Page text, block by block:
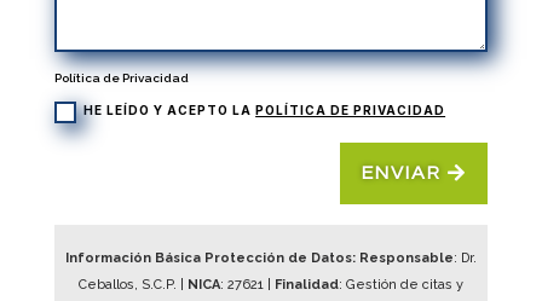
Política de Privacidad
HE LEÍDO Y ACEPTO LA POLÍTICA DE PRIVACIDAD
ENVIAR
Información Básica Protección de Datos: Responsable: Dr.
Ceballos, S.C.P. |
NICA: 27621| Finalidad: Gestión de citas y